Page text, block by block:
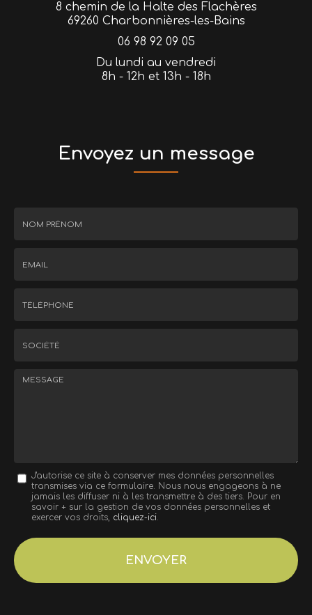
8 chemin de la Halte des Flachères
69260 Charbonnières-les-Bains
06 98 92 09 05
Du lundi au vendredi
8h - 12h et 13h - 18h
Envoyez un message
Message
J'autorise ce site à conserver mes données personnelles
transmises via ce formulaire. Nous nous engageons à ne
jamais les diffuser ni à les transmettre à des tiers. Pour en
savoir + sur la gestion de vos données personnelles et
exercer vos droits, cliquez-ici.
Acceptation
RGPD
*
ENVOYER